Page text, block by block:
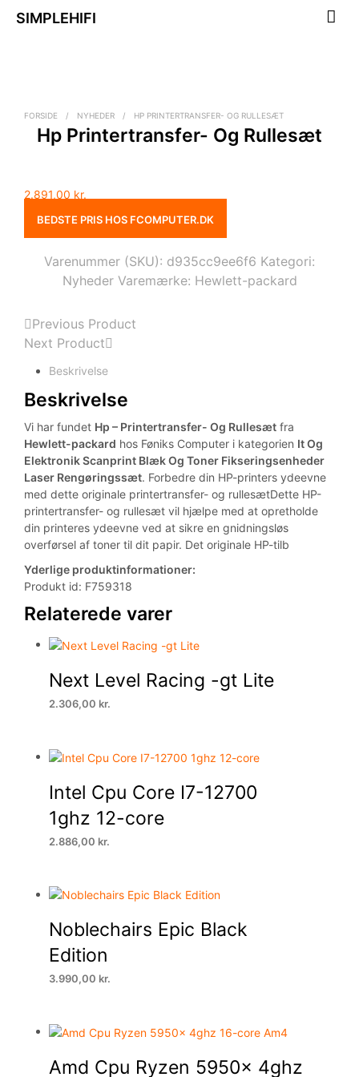
SIMPLEHIFI
FORSIDE / NYHEDER / HP PRINTERTRANSFER- OG RULLESÆT
Hp Printertransfer- Og Rullesæt
2.891,00 kr.
BEDSTE PRIS HOS FCOMPUTER.DK
Varenummer (SKU): d935cc9ee6f6 Kategori:
Nyheder Varemærke: Hewlett-packard
Previous Product
Next Product
Beskrivelse
Beskrivelse
Vi har fundet Hp – Printertransfer- Og Rullesæt fra
Hewlett-packard hos Føniks Computer i kategorien It Og
Elektronik Scanprint Blæk Og Toner Fikseringsenheder
Laser Rengøringssæt. Forbedre din HP-printers ydeevne
med dette originale printertransfer- og rullesætDette HP-
printertransfer- og rullesæt vil hjælpe med at opretholde
din printeres ydeevne ved at sikre en gnidningsløs
overførsel af toner til dit papir. Det originale HP-tilb
Yderlige produktinformationer:
Produkt id: F759318
Relaterede varer
Next Level Racing -gt Lite
2.306,00 kr.
Intel Cpu Core I7-12700
1ghz 12-core
2.886,00 kr.
Noblechairs Epic Black
Edition
3.990,00 kr.
Amd Cpu Ryzen 5950x 4ghz